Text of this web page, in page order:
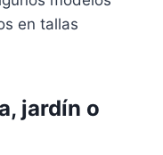
en tallas
jardín o